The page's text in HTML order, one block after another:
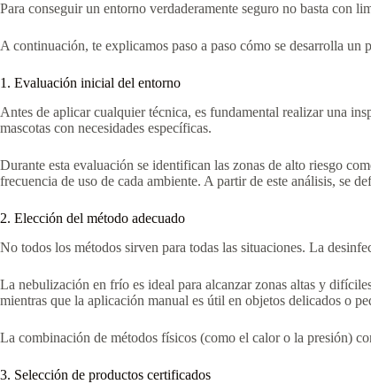
Para conseguir un entorno verdaderamente seguro no basta con
A continuación, te explicamos paso a paso cómo se desarrolla
1. Evaluación inicial del entorno
Antes de aplicar cualquier técnica, es fundamental realizar una
mascotas con necesidades específicas.
Durante esta evaluación se identifican las zonas de alto riesgo
frecuencia de uso de cada ambiente. A partir de este análisis, se
2. Elección del método adecuado
No todos los métodos sirven para todas las situaciones. La
La nebulización en frío es ideal para alcanzar zonas altas y
mientras que la aplicación manual es útil en objetos delicados o
La combinación de métodos físicos (como el calor o la presión)
3. Selección de productos certificados